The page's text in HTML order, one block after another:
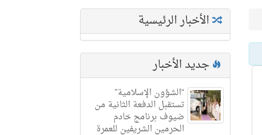
الأخبار الرئيسية
جديد الأخبار
“الشؤون الإسلامية”
تستقبل الدفعة الثانية من
ضيوف برنامج خادم
الحرمين الشريفين للعمرة